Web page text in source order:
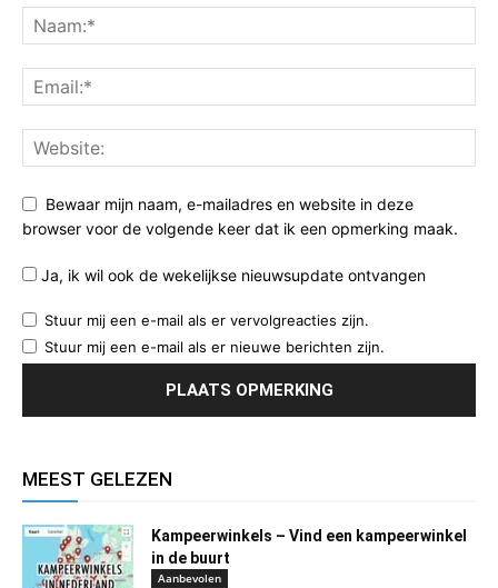
Bewaar mijn naam, e-mailadres en website in deze
browser voor de volgende keer dat ik een opmerking maak.
Ja, ik wil ook de wekelijkse nieuwsupdate ontvangen
Stuur mij een e-mail als er vervolgreacties zijn.
Stuur mij een e-mail als er nieuwe berichten zijn.
MEEST GELEZEN
Kampeerwinkels – Vind een kampeerwinkel
in de buurt
Aanbevolen